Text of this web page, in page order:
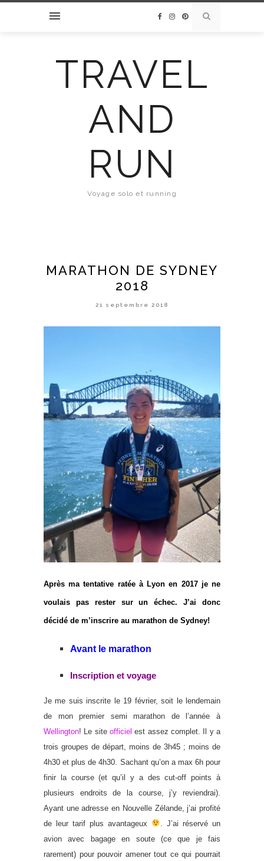
TRAVEL
AND
RUN
Voyage solo et running
MARATHON DE SYDNEY
2018
21 septembre 2018
Après ma tentative ratée à Lyon en 2017 je ne
voulais pas rester sur un échec. J’ai donc
décidé de m’inscrire au marathon de Sydney!
Avant le marathon
Inscription et voyage
Je me suis inscrite le 19 février, soit le lendemain
de mon premier semi marathon de l’année à
Wellington! Le site officiel est assez complet. Il y a
trois groupes de départ, moins de 3h45 ; moins de
4h30 et plus de 4h30. Sachant qu’on a max 6h pour
finir la course (et qu’il y a des cut-off points à
plusieurs endroits de la course, j’y reviendrai).
Ayant une adresse en Nouvelle Zélande, j’ai profité
de leur tarif plus avantageux
. J’ai réservé un
avion avec bagage en soute (ce que je fais
rarement) pour pouvoir amener tout ce qui pourrait